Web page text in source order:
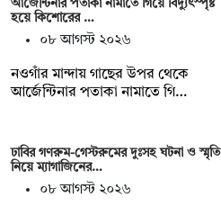
আর্জেন্টিনার পতাকা নামাতে গিয়ে বিদ্যুৎস্পৃষ্ট
হয়ে কিশোরের …
০৮ আগস্ট ২০২৬
নওগাঁর মান্দায় গাছের উপর থেকে
আর্জেন্টিনার পতাকা নামাতে গি…
ঢাবির গণরুম-গেস্টরুমের দুঃসহ ঘটনা ও স্মৃতি
নিয়ে ম্যাগাজিনের…
০৮ আগস্ট ২০২৬